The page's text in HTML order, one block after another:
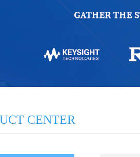
CENTER